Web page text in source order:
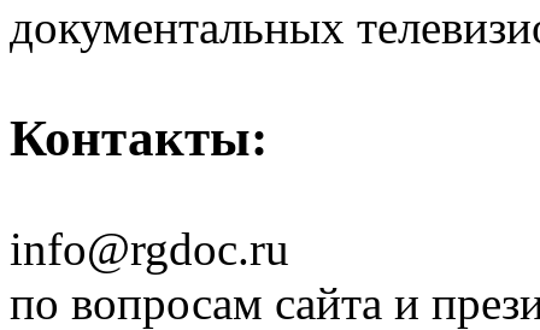
документальных
Контакты:
info@rgdoc.ru
по вопросам сайта и